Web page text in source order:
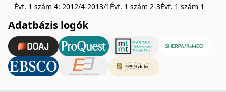
Évf. 1 szám 4: 2012/4-2013/1 Évf. 1 szám 2-3Évf. 1 szám 1
Adatbázis logók